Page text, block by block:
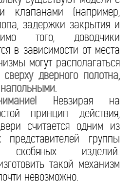
клапанами (например,
задержки закрытия и
того, доводчики
в зависимости от места
могут располагаться
дверного полотна,
.
Невзирая на
принцип действия,
считается одним из
группы
изделий.
такой механизм
невозможно.